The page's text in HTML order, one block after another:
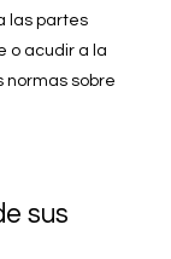
las partes
o acudir a la
normas sobre
sus